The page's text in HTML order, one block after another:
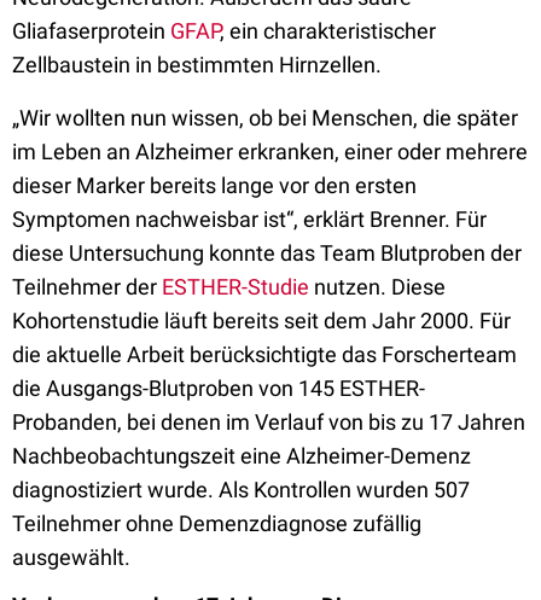
Gliafaserprotein GFAP, ein charakteristischer
Zellbaustein in bestimmten Hirnzellen.
„Wir wollten nun wissen, ob bei Menschen, die später
im Leben an Alzheimer erkranken, einer oder mehrere
dieser Marker bereits lange vor den ersten
Symptomen nachweisbar ist“, erklärt Brenner. Für
diese Untersuchung konnte das Team Blutproben der
Teilnehmer der ESTHER-Studie nutzen. Diese
Kohortenstudie läuft bereits seit dem Jahr 2000. Für
die aktuelle Arbeit berücksichtigte das Forscherteam
die Ausgangs-Blutproben von 145 ESTHER-
Probanden, bei denen im Verlauf von bis zu 17 Jahren
Nachbeobachtungszeit eine Alzheimer-Demenz
diagnostiziert wurde. Als Kontrollen wurden 507
Teilnehmer ohne Demenzdiagnose zufällig
ausgewählt.